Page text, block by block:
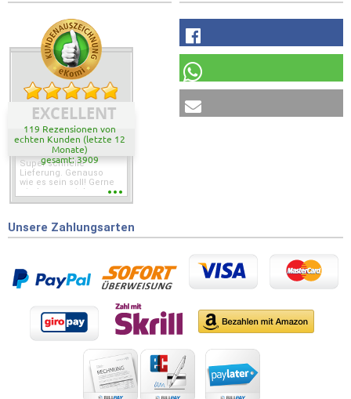
EXCELLENT
119 Rezensionen von
echten Kunden (letzte 12
Monate)
gesamt: 3909
Super schnelle
Lieferung. Genauso
wie es sein soll! Gerne
wieder wenn ich was
Unsere Zahlungsarten